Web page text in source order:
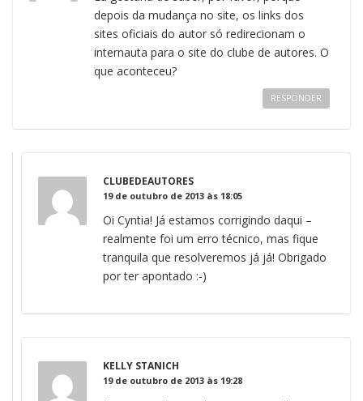
depois da mudança no site, os links dos
sites oficiais do autor só redirecionam o
internauta para o site do clube de autores. O
que aconteceu?
RESPONDER
CLUBEDEAUTORES
19 de outubro de 2013 às 18:05
Oi Cyntia! Já estamos corrigindo daqui –
realmente foi um erro técnico, mas fique
tranquila que resolveremos já já! Obrigado
por ter apontado :-)
KELLY STANICH
19 de outubro de 2013 às 19:28